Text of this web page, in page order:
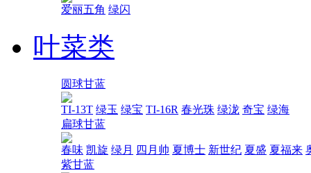
爱丽五角 绿闪
叶菜类
圆球甘蓝
TI-13T 绿玉 绿宝 TI-16R 春光珠 绿泷 奇宝 绿海
扁球甘蓝
春味 凯旋 绿月 四月帅 夏博士 新世纪 夏盛 夏福来
紫甘蓝